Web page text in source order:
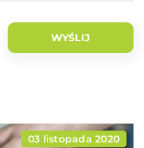
03 listopada 2020